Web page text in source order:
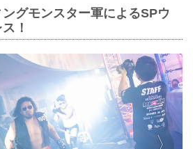
グモンスター軍によるSPウ
！